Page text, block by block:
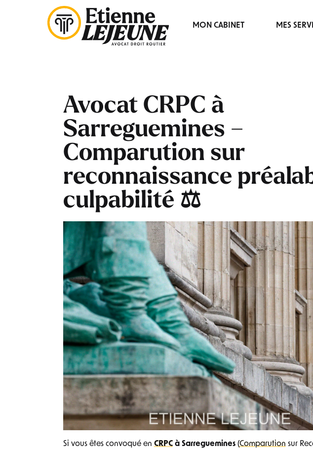
MON CABINET MES
Avocat CRPC à
Sarreguemines –
Comparution sur
reconnaissance
culpabilité ⚖️
Si vous êtes convoqué en CRPC à Sarreguemines (Comparution sur